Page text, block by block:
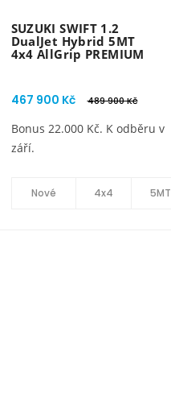
SUZUKI SWIFT 1.2
DualJet Hybrid CVT
PREMIUM
467 900 Kč
Nový Swift.
Nové 4x2 CVT